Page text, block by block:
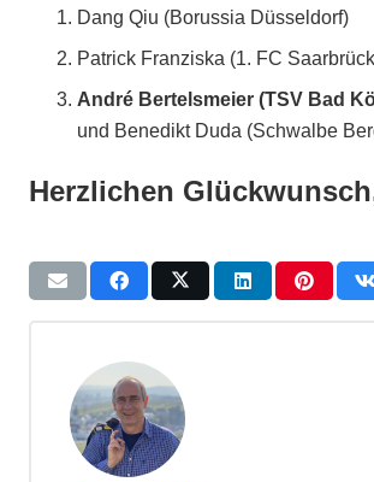
Dang Qiu (Borussia Düsseldorf)
Patrick Franziska (1. FC
André Bertelsmeier (TSV Bad
und Benedikt Duda (Schwalbe
Herzlichen